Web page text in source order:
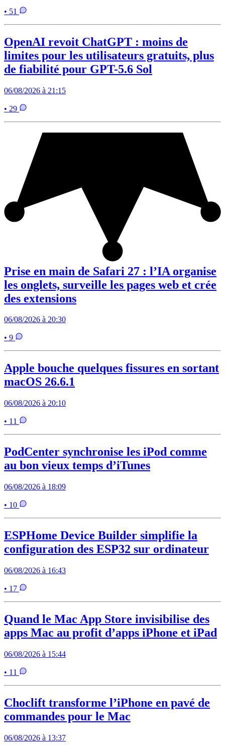
• 51
OpenAI revoit ChatGPT : moins de
limites pour les utilisateurs gratuits, plus
de fiabilité pour GPT-5.6 Sol
06/08/2026 à 21:15
• 29
Prise en main de Safari 27 : l’IA organise
les onglets, surveille les pages web et crée
des extensions
06/08/2026 à 20:30
• 9
Apple bouche quelques fissures en sortant
macOS 26.6.1
06/08/2026 à 20:10
• 11
PodCenter synchronise les iPod comme
au bon vieux temps d’iTunes
06/08/2026 à 18:09
• 10
ESPHome Device Builder simplifie la
configuration des ESP32 sur ordinateur
06/08/2026 à 16:43
• 17
Quand le Mac App Store invisibilise des
apps Mac au profit d’apps iPhone et iPad
06/08/2026 à 15:44
• 11
Choclift transforme l’iPhone en pavé de
commandes pour le Mac
06/08/2026 à 13:37